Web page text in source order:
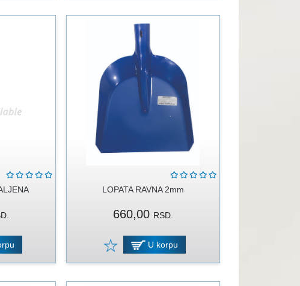
LOPATA RAVNA 2mm
660,00 RSD.
U korpu